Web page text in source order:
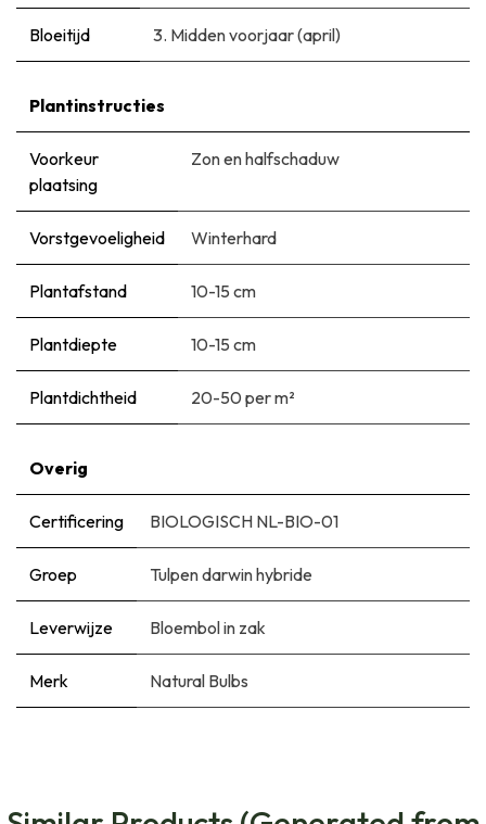
Bloeitijd 3. Midden voorjaar (april)
Plantinstructies
Voorkeur
plaatsing
Zon en halfschaduw
Vorstgevoeligheid Winterhard
Plantafstand 10-15 cm
Plantdiepte 10-15 cm
Plantdichtheid 20-50 per m²
Overig
Certificering BIOLOGISCH NL-BIO-01
Groep Tulpen darwin hybride
Leverwijze Bloembol in zak
Merk Natural Bulbs